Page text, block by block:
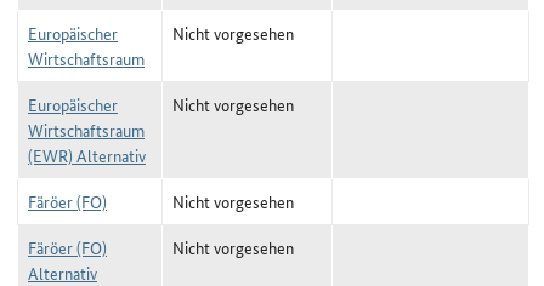
Europäischer
Wirtschaftsraum
Nicht vorgesehen
Europäischer
Wirtschaftsraum
(EWR) Alternativ
Nicht vorgesehen
Färöer (FO)
Nicht vorgesehen
Färöer (FO)
Alternativ
Nicht vorgesehen